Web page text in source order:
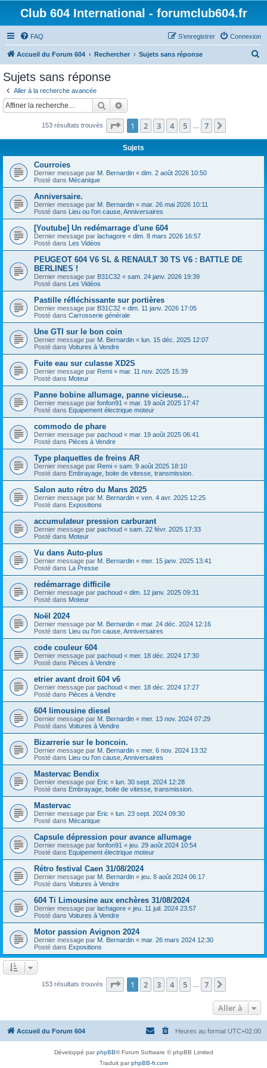
Club 604 International - forumclub604.fr
FAQ Connexion
S’enregistrer
Accueil du Forum 604 Rechercher Sujets sans réponse
c
Sujets sans réponse
Aller à la recherche avancée
Rechercher
153 résultats trouvés Page 1sur7
1 2 3 4 5 7
Sujets
Courroies
Dernier message par M. Bernardin « dim. 2 août 2026 10:50
Posté dans Mécanique
Anniversaire.
Dernier message par M. Bernardin « mar. 26 mai 2026 10:11
Posté dans Lieu ou l'on cause, Anniversaires
[Youtube] Un redémarrage d'une 604
Dernier message par lachagore « dim. 8 mars 2026 16:57
Posté dans Les Vidéos
PEUGEOT 604 V6 SL & RENAULT 30 TS V6 : BATTLE DE
BERLINES !
Dernier message par B31C32 « sam. 24 janv. 2026 19:39
Posté dans Les Vidéos
Pastille réfléchissante sur portières
Dernier message par B31C32 « dim. 11 janv. 2026 17:05
Posté dans Carrosserie générale
Une GTI sur le bon coin
Dernier message par M. Bernardin « lun. 15 déc. 2025 12:07
Posté dans Voitures à Vendre
Fuite eau sur culasse XD2S
Dernier message par Remi « mar. 11 nov. 2025 15:39
Posté dans Moteur
Panne bobine allumage, panne vicieuse...
Dernier message par fonfon91 « mar. 19 août 2025 17:47
Posté dans Equipement électrique moteur
commodo de phare
Dernier message par pachoud « mar. 19 août 2025 06:41
Posté dans Pièces à Vendre
Type plaquettes de freins AR
Dernier message par Remi « sam. 9 août 2025 18:10
Posté dans Embrayage, boite de vitesse, transmission.
Salon auto rétro du Mans 2025
Dernier message par M. Bernardin « ven. 4 avr. 2025 12:25
Posté dans Expositions
accumulateur pression carburant
Dernier message par pachoud « sam. 22 févr. 2025 17:33
Posté dans Moteur
Vu dans Auto-plus
Dernier message par M. Bernardin « mer. 15 janv. 2025 13:41
Posté dans La Presse
redémarrage difficile
Dernier message par pachoud « dim. 12 janv. 2025 09:31
Posté dans Moteur
Noël 2024
Dernier message par M. Bernardin « mar. 24 déc. 2024 12:16
Posté dans Lieu ou l'on cause, Anniversaires
code couleur 604
Dernier message par pachoud « mer. 18 déc. 2024 17:30
Posté dans Pièces à Vendre
etrier avant droit 604 v6
Dernier message par pachoud « mer. 18 déc. 2024 17:27
Posté dans Pièces à Vendre
604 limousine diesel
Dernier message par M. Bernardin « mer. 13 nov. 2024 07:29
Posté dans Voitures à Vendre
Bizarrerie sur le boncoin.
Dernier message par M. Bernardin « mer. 6 nov. 2024 13:32
Posté dans Lieu ou l'on cause, Anniversaires
Mastervac Bendix
Dernier message par Eric « lun. 30 sept. 2024 12:28
Posté dans Embrayage, boite de vitesse, transmission.
Mastervac
Dernier message par Eric « lun. 23 sept. 2024 09:30
Posté dans Mécanique
Capsule dépression pour avance allumage
Dernier message par fonfon91 « jeu. 29 août 2024 10:54
Posté dans Equipement électrique moteur
Rétro festival Caen 31/08/2024
Dernier message par M. Bernardin « jeu. 8 août 2024 06:17
Posté dans Voitures à Vendre
604 Ti Limousine aux enchères 31/08/2024
Dernier message par lachagore « jeu. 11 juil. 2024 23:57
Posté dans Voitures à Vendre
Motor passion Avignon 2024
Dernier message par M. Bernardin « mar. 26 mars 2024 12:30
Posté dans Expositions
153 résultats trouvés Page 1sur7
1 2 3 4 5 7
Aller à
Accueil du Forum 604 Heures au format UTC+02:00
Développé parphpBB® Forum Software © phpBB Limited
Traduit parphpBB-fr.com